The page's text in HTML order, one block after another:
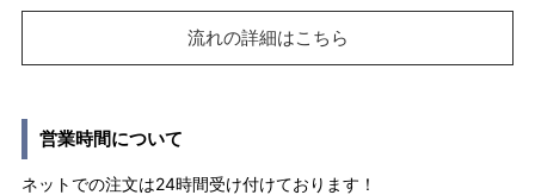
流れの詳細はこちら
営業時間について
ネットでの注文は24時間受け付けております！